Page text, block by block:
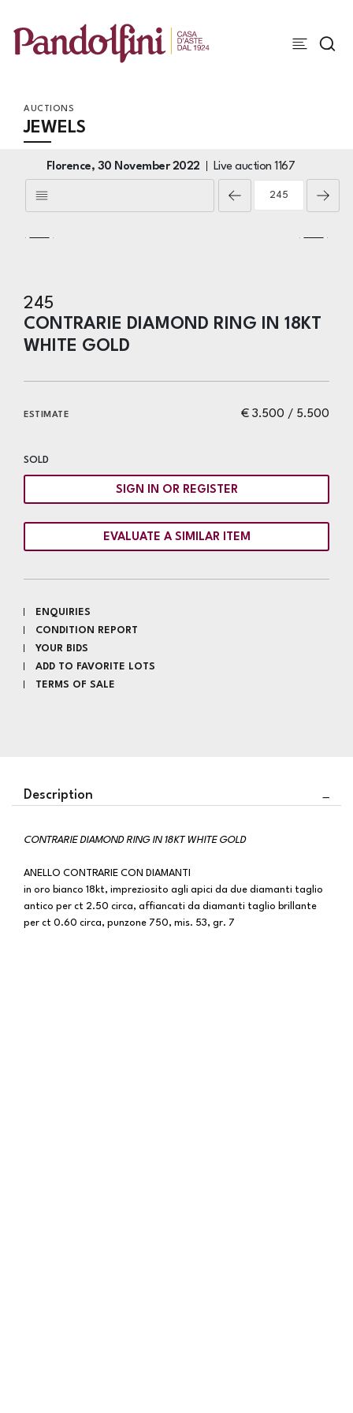
AUCTIONS
JEWELS
Florence, 30 November 2022 Live auction1167
245
CONTRARIE DIAMOND RING IN 18KT
WHITE GOLD
€ 3.500 / 5.500
ESTIMATE
SOLD
SIGN IN OR REGISTER
EVALUATE A SIMILAR ITEM
ENQUIRIES
CONDITION REPORT
YOUR BIDS
ADD TO FAVORITE LOTS
TERMS OF SALE
Description
CONTRARIE DIAMOND RING IN 18KT WHITE GOLD
ANELLO CONTRARIE CON DIAMANTI
in oro bianco 18kt, impreziosito agli apici da due diamanti taglio
antico per ct 2.50 circa, affiancati da diamanti taglio brillante
per ct 0.60 circa, punzone 750, mis. 53, gr. 7